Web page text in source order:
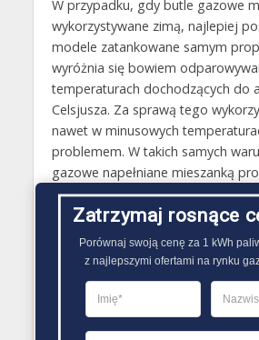
W przypadku, gdy butle gazowe
wykorzystywane zimą, najlepiej
modele zatankowane samym
wyróżnia się bowiem
temperaturach dochodzących do
Celsjusza. Za sprawą tego
nawet w minusowych
problemem. W takich samych
gazowe napełniane mieszanką
mogą natomiast nie zasilać
poprawny sposób, ponieważ gaz
odparowywać już w temperaturze
Zatrzymaj rosnące
Porównaj swoją cenę za 1 kWh
z najlepszymi ofertami na rynku